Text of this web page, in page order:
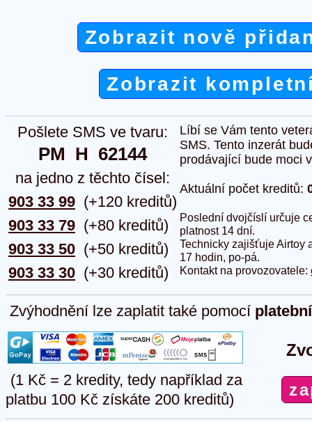
Zobrazit nově
Zobrazit
Pošlete SMS ve tvaru:
PM  H  62144
na jedno z těchto čísel:
903 33 99
903 33 79
903 33 50
903 33 30
(+120 kreditů)
(+80 kreditů)
(+50 kreditů)
(+30 kreditů)
Líbí se Vám tento
SMS. Tento inzerát
prodávající bude moci
Aktuální počet kreditů:
Poslední dvojčíslí určuje
platnost 14 dní.
Technicky zajišťuje Airtoy
17 hodin, po-pá.
Kontakt na provozovatele:
Zvýhodnění lze zaplatit také pomocí
(1 Kč = 2 kredity, tedy například za
platbu 100 Kč získáte 200 kreditů)